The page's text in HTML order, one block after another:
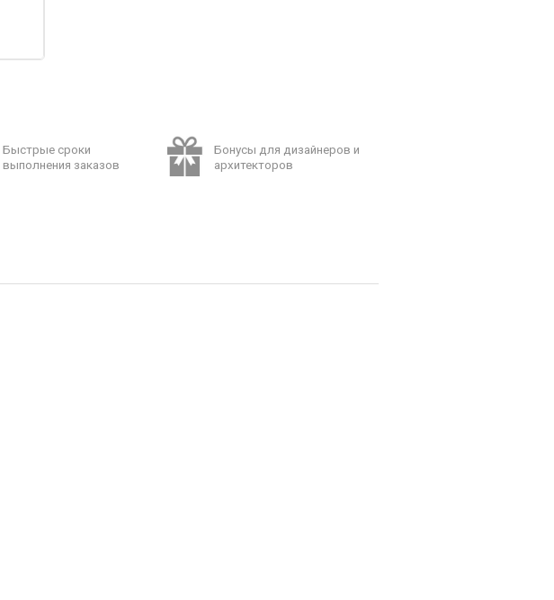
Быстрые сроки
выполнения заказов
Бонусы для дизайнеров и
архитекторов